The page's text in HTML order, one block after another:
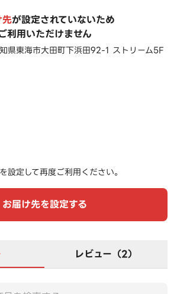
が設定されていないため
利用いただけません
県東海市大田町下浜田92-1 ストリーム5F
設定して再度ご利用ください。
お届け先を設定する
レビュー（2）